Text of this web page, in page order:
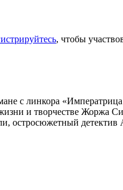
, чтобы
с линкора
и творчестве Жоржа
остросюжетный